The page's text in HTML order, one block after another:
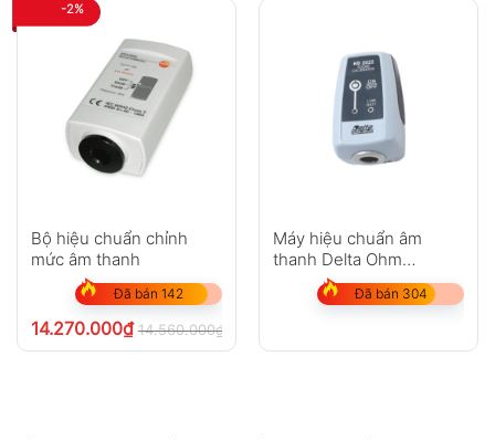
-2%
Bộ hiệu chuẩn chỉnh
mức âm thanh
Đã bán 142
14.270.000₫ 14.560.000₫
Máy hiệu chuẩn âm
thanh Delta Ohm
HD2022 Class II
Đã bán 304